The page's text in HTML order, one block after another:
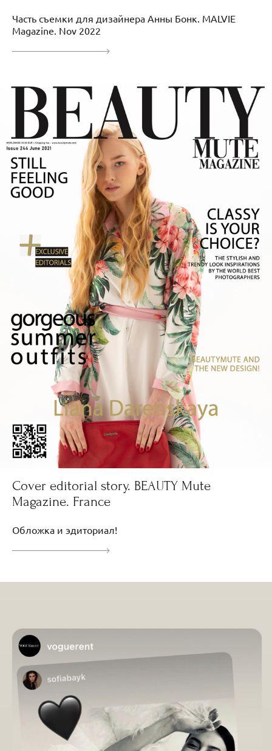
Часть съемки для дизайнера Анны Бонк. MALVIE
Magazine. Nov 2022
Cover editorial story. BEAUTY Mute
Magazine. France
Обложка и эдиториал!